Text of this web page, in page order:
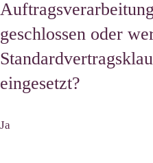
geschlossen oder
eingesetzt?
Ja